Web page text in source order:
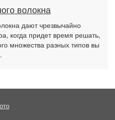
волокна
дают чрезвычайно
когда придет время решать,
множества разных типов вы